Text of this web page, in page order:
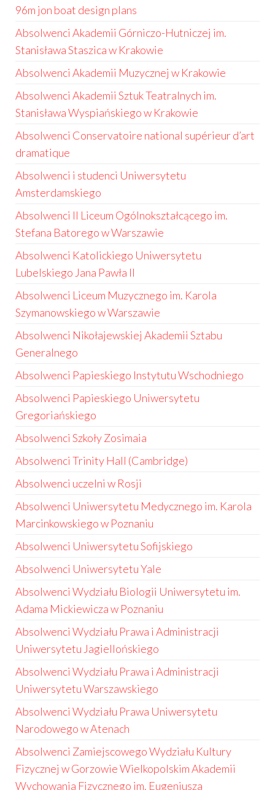
96m jon boat design plans
Absolwenci Akademii Górniczo-Hutniczej im.
Stanisława Staszica w Krakowie
Absolwenci Akademii Muzycznej w Krakowie
Absolwenci Akademii Sztuk Teatralnych im.
Stanisława Wyspiańskiego w Krakowie
Absolwenci Conservatoire national supérieur d’art
dramatique
Absolwenci i studenci Uniwersytetu
Amsterdamskiego
Absolwenci II Liceum Ogólnokształcącego im.
Stefana Batorego w Warszawie
Absolwenci Katolickiego Uniwersytetu
Lubelskiego Jana Pawła II
Absolwenci Liceum Muzycznego im. Karola
Szymanowskiego w Warszawie
Absolwenci Nikołajewskiej Akademii Sztabu
Generalnego
Absolwenci Papieskiego Instytutu Wschodniego
Absolwenci Papieskiego Uniwersytetu
Gregoriańskiego
Absolwenci Szkoły Zosimaia
Absolwenci Trinity Hall (Cambridge)
Absolwenci uczelni w Rosji
Absolwenci Uniwersytetu Medycznego im. Karola
Marcinkowskiego w Poznaniu
Absolwenci Uniwersytetu Sofijskiego
Absolwenci Uniwersytetu Yale
Absolwenci Wydziału Biologii Uniwersytetu im.
Adama Mickiewicza w Poznaniu
Absolwenci Wydziału Prawa i Administracji
Uniwersytetu Jagiellońskiego
Absolwenci Wydziału Prawa i Administracji
Uniwersytetu Warszawskiego
Absolwenci Wydziału Prawa Uniwersytetu
Narodowego w Atenach
Absolwenci Zamiejscowego Wydziału Kultury
Fizycznej w Gorzowie Wielkopolskim Akademii
Wychowania Fizycznego im. Eugeniusza